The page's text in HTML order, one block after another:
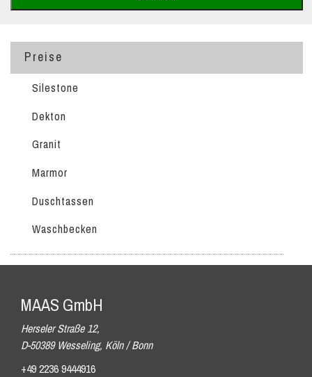
Preise
Silestone
Dekton
Granit
Marmor
Duschtassen
Waschbecken
MAAS GmbH
Herseler Straße 12,
D-50389 Wesseling, Köln / Bonn
+49 2236 9444916